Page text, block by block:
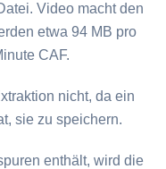
Video macht den
etwa 94 MB pro
⁦CAF⁩.
nicht, da ein
sie zu speichern.
enthält, wird die